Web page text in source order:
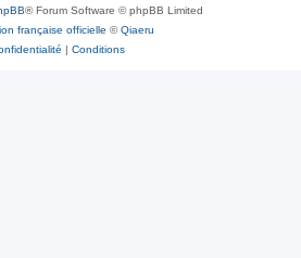
® Forum Software © phpBB Limited
française officielle ©Qiaeru
| Conditions